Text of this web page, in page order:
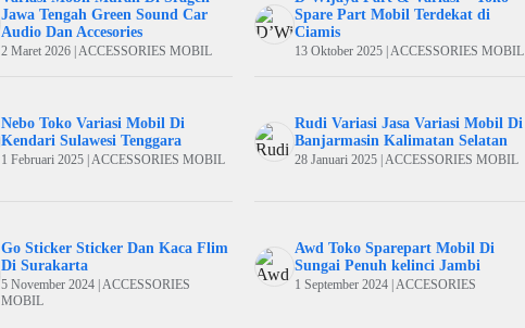
Jawa Tengah Green Sound Car
Audio Dan Accesories
2 Maret 2026 | ACCESSORIES MOBIL
Spare Part Mobil Terdekat di
Ciamis
13 Oktober 2025 | ACCESSORIES MOBIL
Nebo Toko Variasi Mobil Di
Kendari Sulawesi Tenggara
1 Februari 2025 | ACCESSORIES MOBIL
Rudi Variasi Jasa Variasi Mobil Di
Banjarmasin Kalimatan Selatan
28 Januari 2025 | ACCESSORIES MOBIL
Go Sticker Sticker Dan Kaca Flim
Di Surakarta
5 November 2024 | ACCESSORIES
MOBIL
Awd Toko Sparepart Mobil Di
Sungai Penuh kelinci Jambi
1 September 2024 | ACCESORIES